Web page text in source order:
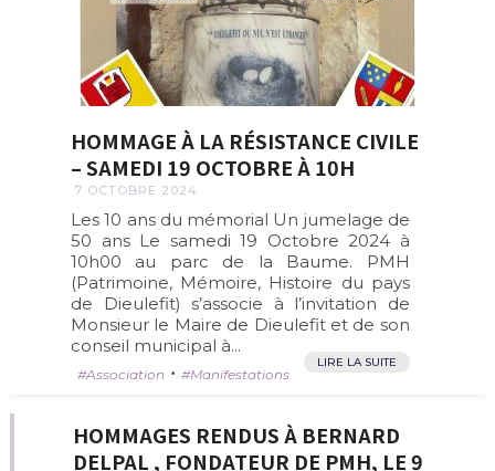
HOMMAGE À LA RÉSISTANCE CIVILE
– SAMEDI 19 OCTOBRE À 10H
7 OCTOBRE 2024
Les 10 ans du mémorial Un jumelage de
50 ans Le samedi 19 Octobre 2024 à
10h00 au parc de la Baume. PMH
(Patrimoine, Mémoire, Histoire du pays
de Dieulefit) s’associe à l’invitation de
Monsieur le Maire de Dieulefit et de son
conseil municipal à...
LIRE LA SUITE
Association • Manifestations
HOMMAGES RENDUS À BERNARD
DELPAL , FONDATEUR DE PMH, LE 9